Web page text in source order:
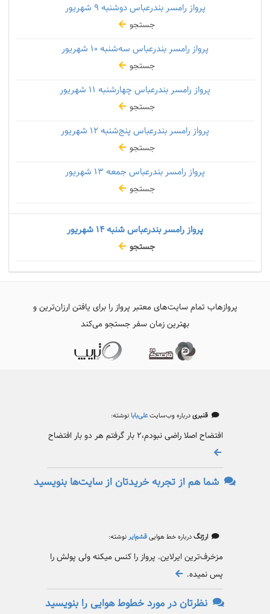
پرواز رامسر بندرعباس دوشنبه
جستجو
پرواز رامسر بندرعباس سه‌شنبه
جستجو
پرواز رامسر بندرعباس چهارشنبه
جستجو
پرواز رامسر بندرعباس پنج‌شنبه
جستجو
پرواز رامسر بندرعباس جمعه
جستجو
پرواز رامسر بندرعباس شنبه
جستجو
پروازهاب تمام سایت‌های معتبر پرواز را برای یافتن ارزان‌ترین و
بهترین زمان سفر جستجو می‌کند
قنبریدرباره وب‌سایتعلی‌بابانوشته:
افتضاح اصلا راضی نبودم،۲ بار گرفتم هر دو بار افتضاح
شما هم از تجربه خریدتان از سایت‌ها بنویسید
ارژنگدرباره خط هواییقشم‌ایرنوشته:
مزخرف‌ترین ایرلاین. پرواز را کنس میکنه ولی پولش را
پس نمیده.
نظرتان در مورد خطوط هوایی را بنویسید